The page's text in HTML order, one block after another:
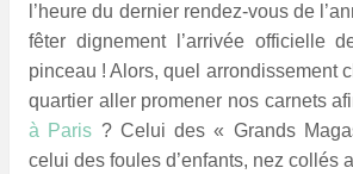
l’heure du dernier rendez-vous de
fêter dignement l’arrivée officielle
pinceau ! Alors, quel arrondissement
quartier aller promener nos carnets
à Paris ? Celui des « Grands
celui des foules d’enfants, nez collés